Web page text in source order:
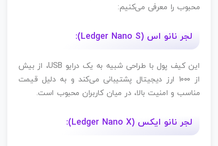
محبوب را معرفی می‌کنیم:
لجر نانو اس (Ledger Nano S):
این کیف پول با طراحی شبیه به یک درایو USB، از بیش
از ۱۰۰۰ ارز دیجیتال پشتیبانی می‌کند و به دلیل قیمت
مناسب و امنیت بالا، در میان کاربران محبوب است.
لجر نانو ایکس (Ledger Nano X):